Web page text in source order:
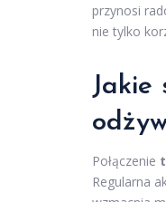
przynosi
nie tylko
Jakie
Połączenie
Regularna